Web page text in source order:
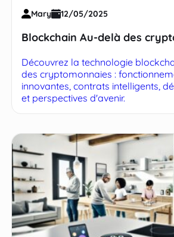
Mary 12/05/2025
Blockchain Au-delà des
Découvrez la technologie
des cryptomonnaies :
innovantes, contrats intelligents,
et perspectives d'avenir.